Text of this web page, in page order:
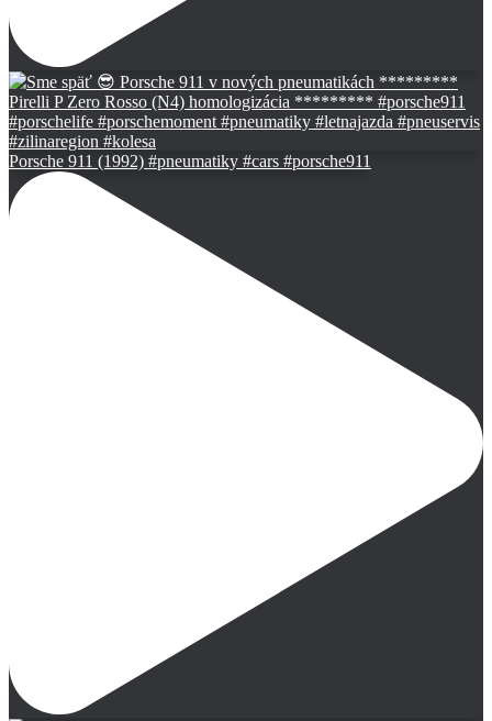
Porsche 911 (1992) #pneumatiky #cars #porsche911